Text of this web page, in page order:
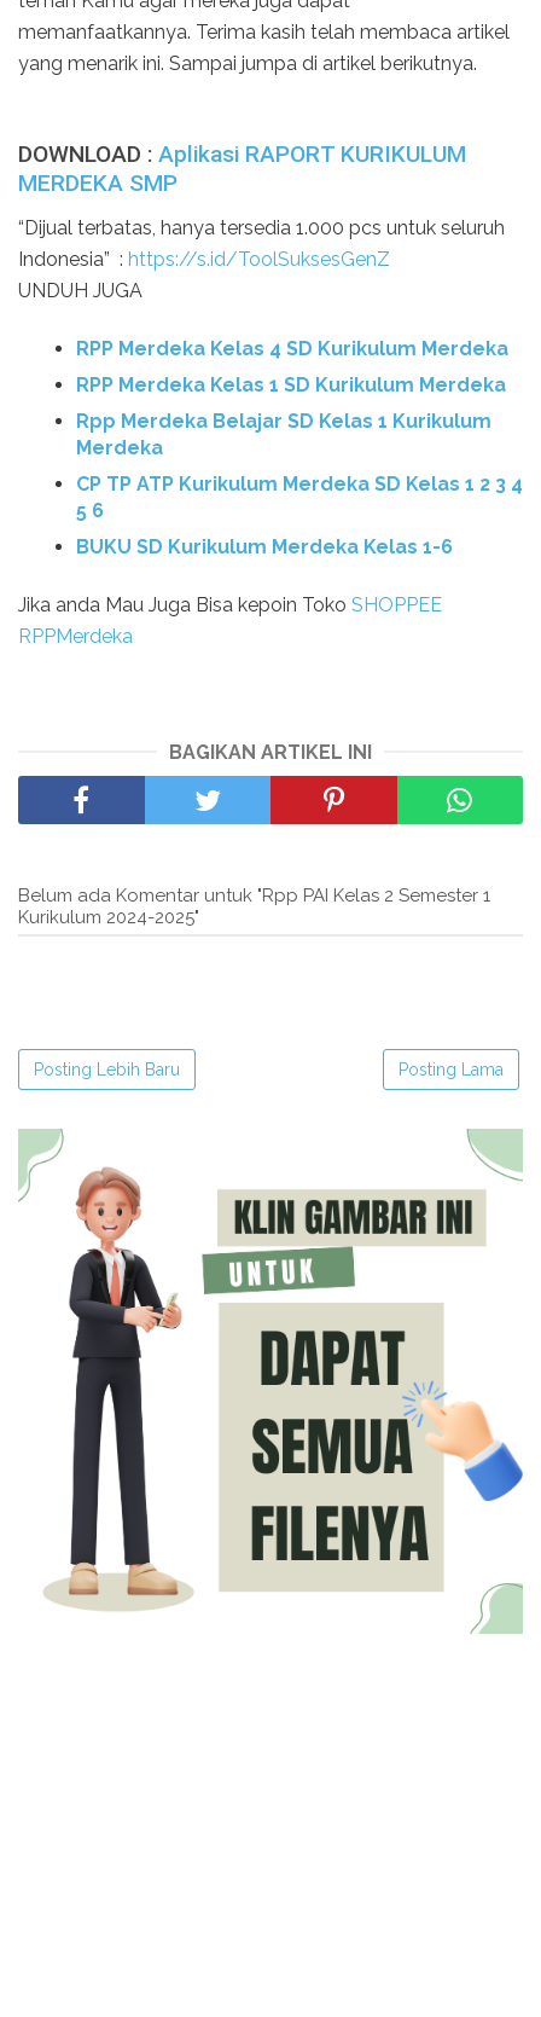
memanfaatkannya. Terima kasih telah membaca artikel
yang menarik ini. Sampai jumpa di artikel berikutnya.
DOWNLOAD : Aplikasi RAPORT KURIKULUM
MERDEKA SMP
“Dijual terbatas, hanya tersedia 1.000 pcs untuk seluruh
Indonesia” : https://s.id/ToolSuksesGenZ
UNDUH JUGA
RPP Merdeka Kelas 4 SD Kurikulum Merdeka
RPP Merdeka Kelas 1 SD Kurikulum Merdeka
Rpp Merdeka Belajar SD Kelas 1 Kurikulum
Merdeka
CP TP ATP Kurikulum Merdeka SD Kelas 1 2 3 4
5 6
BUKU SD Kurikulum Merdeka Kelas 1-6
Jika anda Mau Juga Bisa kepoin Toko SHOPPEE
RPPMerdeka
BAGIKAN ARTIKEL INI
Belum ada Komentar untuk "Rpp PAI Kelas 2 Semester 1
Kurikulum 2024-2025"
Posting Lebih Baru Posting Lama